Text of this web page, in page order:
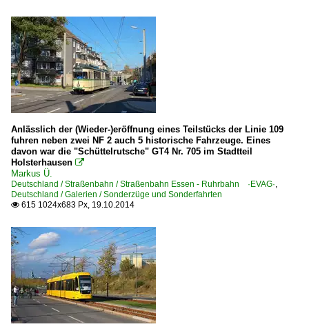
Anlässlich der (Wieder-)eröffnung eines Teilstücks der Linie 109
fuhren neben zwei NF 2 auch 5 historische Fahrzeuge. Eines
davon war die "Schüttelrutsche" GT4 Nr. 705 im Stadtteil
Holsterhausen 
Markus Ü.
Deutschland / Straßenbahn / Straßenbahn Essen - Ruhrbahn ·EVAG·,
Deutschland / Galerien / Sonderzüge und Sonderfahrten
 615 1024x683 Px, 19.10.2014